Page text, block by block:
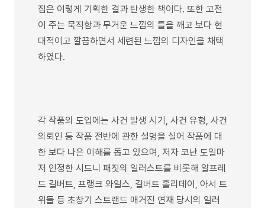
집은 이렇게 기획한 결과 탄생한 책이다. 또한 고전
이 주는 묵직함과 무거운 느낌의 틀을 깨고 보다 현
대적이고 깔끔하면서 세련된 느낌의 디자인을 채택
하였다.
각 작품의 도입에는 사건 발생 시기, 사건 유형, 사건
의뢰인 등 작품 전반에 관한 설명을 실어 작품에 대
한 보다 나은 이해를 돕고 있으며, 저자 코난 도일마
저 인정한 시드니 패짓의 일러스트를 비롯해 알프레
드 길버트, 프랭크 와일스, 길버트 홀리데이, 아서 트
위들 등 초창기 스트랜드 매거진 연재 당시의 일러